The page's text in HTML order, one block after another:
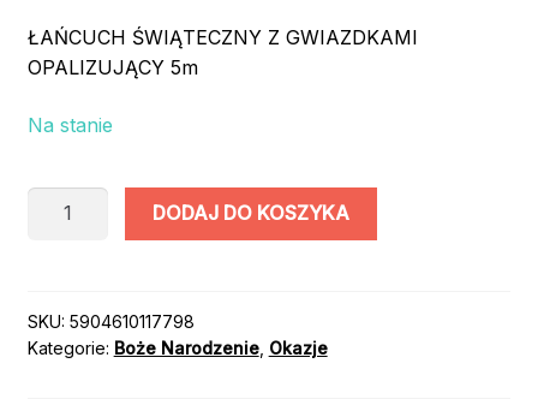
ŁAŃCUCH ŚWIĄTECZNY Z GWIAZDKAMI
OPALIZUJĄCY 5m
Na stanie
ilość
OPALIZUJĄCY
5m
DODAJ DO KOSZYKA
SKU: 5904610117798
Kategorie: Boże Narodzenie, Okazje